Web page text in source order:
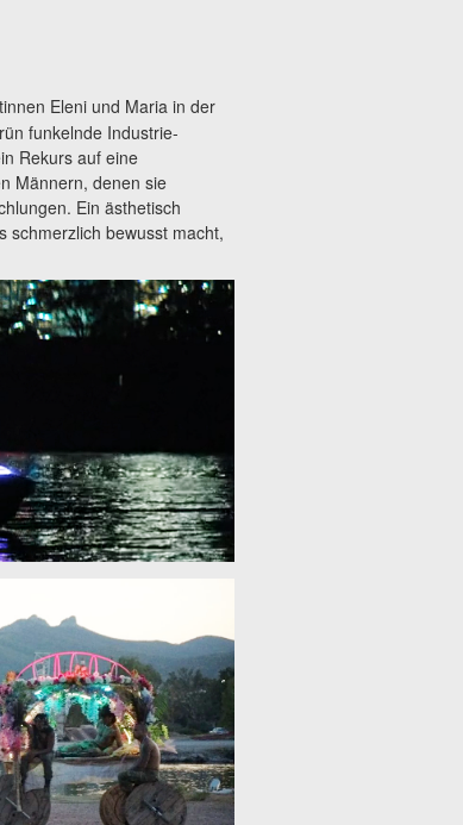
Eleni und Maria in der
funkelnde Industrie-
Rekurs auf eine
Männern, denen sie
Ein ästhetisch
schmerzlich bewusst macht,